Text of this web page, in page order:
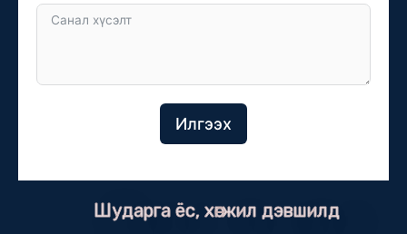
Илгээх
Шударга ёс, хөгжил дэвшилд